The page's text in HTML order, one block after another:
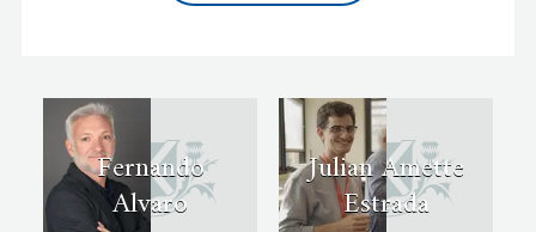
Fernando
Alvaro
Julian Amette
Estrada